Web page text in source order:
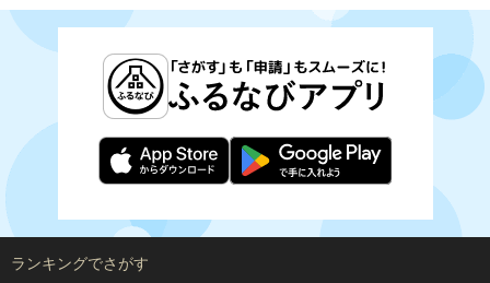
ランキングでさがす